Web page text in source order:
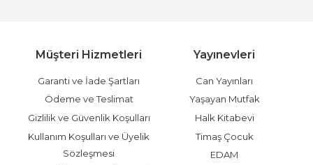
Müşteri Hizmetleri
Garanti ve İade Şartları
Ödeme ve Teslimat
Gizlilik ve Güvenlik Koşulları
Kullanım Koşulları ve Üyelik
Sözleşmesi
Yayınevleri
Can Yayınları
Yaşayan Mutfak
Halk Kitabevi
Timaş Çocuk
EDAM